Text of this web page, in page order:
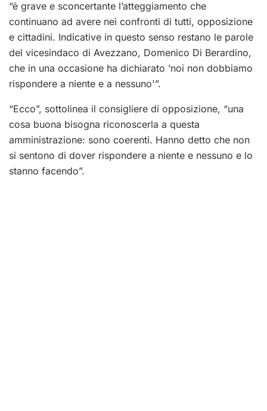
“è grave e sconcertante l’atteggiamento che
continuano ad avere nei confronti di tutti, opposizione
e cittadini. Indicative in questo senso restano le parole
del vicesindaco di Avezzano, Domenico Di Berardino,
che in una occasione ha dichiarato ‘noi non dobbiamo
rispondere a niente e a nessuno'”.
“Ecco”, sottolinea il consigliere di opposizione, “una
cosa buona bisogna riconoscerla a questa
amministrazione: sono coerenti. Hanno detto che non
si sentono di dover rispondere a niente e nessuno e lo
stanno facendo”.